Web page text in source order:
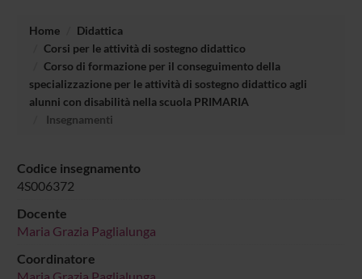
Home
Didattica
Corsi per le attività di sostegno didattico
Corso di formazione per il conseguimento della
specializzazione per le attività di sostegno didattico agli
alunni con disabilità nella scuola PRIMARIA
Insegnamenti
Codice insegnamento
4S006372
Docente
Maria Grazia Paglialunga
Coordinatore